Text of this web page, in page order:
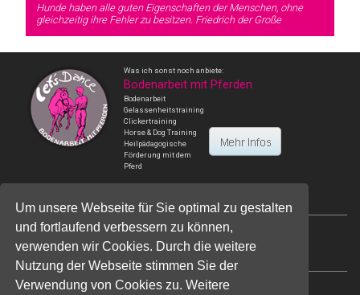
Um unsere Webseite für Sie optimal zu gestalten
und fortlaufend verbessern zu können,
verwenden wir Cookies. Durch die weitere
Nutzung der Webseite stimmen Sie der
Verwendung von Cookies zu. Weitere
Hunde haben alle guten Eigenschaften der Menschen,ohne
gleichzeitig ihre Fehler zu besitzen. Friedrich der Große
Was ich sonst noch anbiete:
Bodenarbeit mit Pferden
Bodenarbeit
Gelassenheitstraining
Clickertraining
Horse & Dog Training
Heilpädagogische
Förderung mit dem
Pferd
Impressum
Datenschutz